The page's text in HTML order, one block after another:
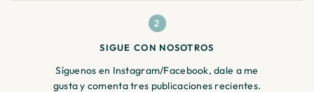
2
SIGUE CON NOSOTROS
Síguenos en Instagram/Facebook, dale a me
gusta y comenta tres publicaciones recientes.